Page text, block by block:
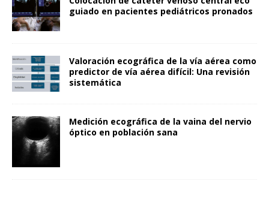
guiado en pacientes pediátricos pronados
Valoración ecográfica de la vía aérea como
predictor de vía aérea difícil: Una revisión
sistemática
Medición ecográfica de la vaina del nervio
óptico en población sana